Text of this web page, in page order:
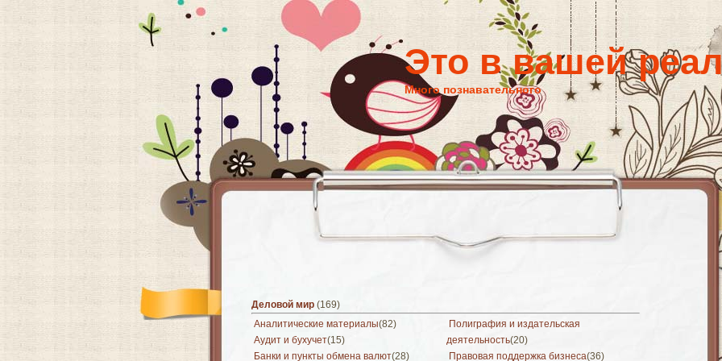
Это в вашей
Много познавательного
Деловой мир (169)
Аналитические материалы(82)
Аудит и бухучет(15)
Банки и пункты обмена валют(28)
Полиграфия и издательская
деятельность(20)
Правовая поддержка бизнеса(36)